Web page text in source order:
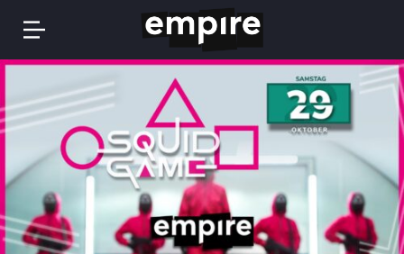
Springe
Inhalt